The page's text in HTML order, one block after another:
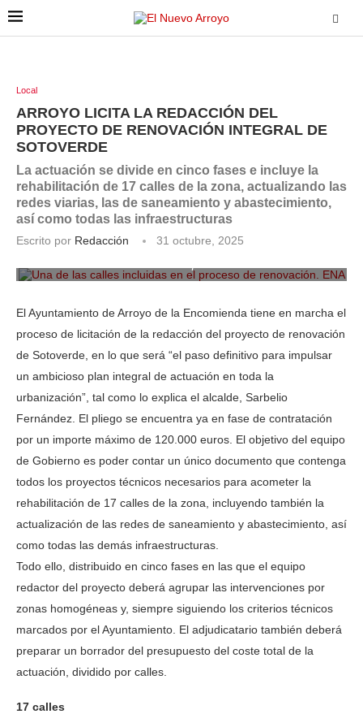
Local
ARROYO LICITA LA REDACCIÓN DEL
PROYECTO DE RENOVACIÓN INTEGRAL DE
SOTOVERDE
La actuación se divide en cinco fases e incluye la
rehabilitación de 17 calles de la zona, actualizando las
redes viarias, las de saneamiento y abastecimiento,
así como todas las infraestructuras
Escrito por Redacción
31 octubre, 2025
El Ayuntamiento de Arroyo de la Encomienda tiene en marcha el
proceso de licitación de la redacción del proyecto de renovación
de Sotoverde, en lo que será “el paso definitivo para impulsar
un ambicioso plan integral de actuación en toda la
urbanización”, tal como lo explica el alcalde, Sarbelio
Fernández. El pliego se encuentra ya en fase de contratación
por un importe máximo de 120.000 euros. El objetivo del equipo
de Gobierno es poder contar un único documento que contenga
todos los proyectos técnicos necesarios para acometer la
rehabilitación de 17 calles de la zona, incluyendo también la
actualización de las redes de saneamiento y abastecimiento, así
como todas las demás infraestructuras.
Todo ello, distribuido en cinco fases en las que el equipo
redactor del proyecto deberá agrupar las intervenciones por
zonas homogéneas y, siempre siguiendo los criterios técnicos
marcados por el Ayuntamiento. El adjudicatario también deberá
preparar un borrador del presupuesto del coste total de la
actuación, dividido por calles.
17 calles